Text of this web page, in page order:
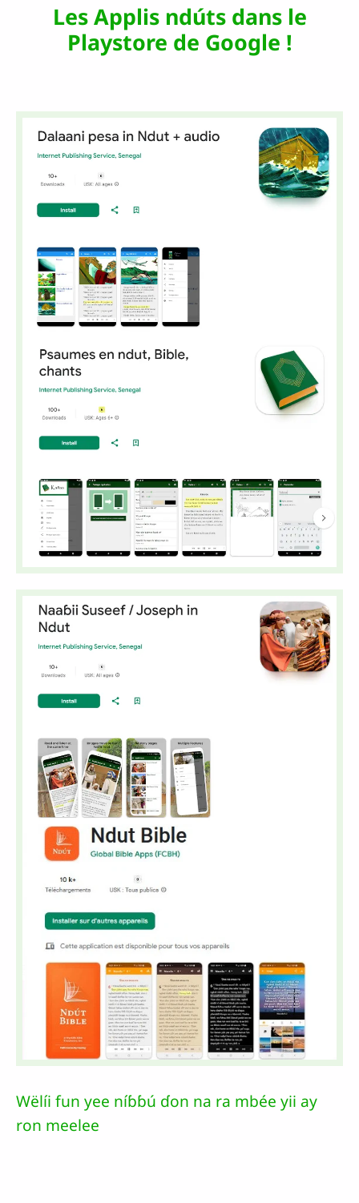
Les Applis ndúts dans le
Playstore de Google !
Wëlíi fun yee níɓɓú ɗon na ra mbée yii ay
ron meelee